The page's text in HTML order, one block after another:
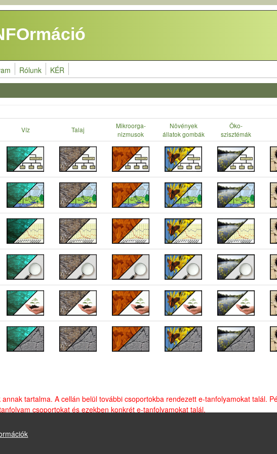
Rólunk KÉR
Víz Talaj
Mikroorga-
nizmusok
Növények
állatok gombák
Öko-
szisztémák
annak tartalma.A cellán belül további csoportokba rendezett e-tanfolyamokat talál.
csoportokat és ezekben konkrét e-tanfolyamokat talál.